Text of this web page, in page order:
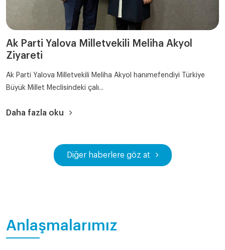
Ak Parti Yalova Milletvekili Meliha Akyol
Ziyareti
Ak Parti Yalova Milletvekili Meliha Akyol hanımefendiyi Türkiye
Büyük Millet Meclisindeki çalı...
Daha fazla oku
Diğer haberlere göz at
Anlaşmalarımız